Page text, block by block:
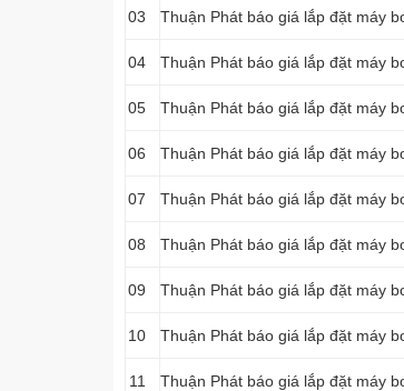
03 Thuận Phát báo giá lắp đặt máy
04 Thuận Phát báo giá lắp đặt máy
05 Thuận Phát báo giá lắp đặt máy
06 Thuận Phát báo giá lắp đặt máy
07 Thuận Phát báo giá lắp đặt máy
08 Thuận Phát báo giá lắp đặt máy
09 Thuận Phát báo giá lắp đặt máy
10 Thuận Phát báo giá lắp đặt máy
11 Thuận Phát báo giá lắp đặt máy